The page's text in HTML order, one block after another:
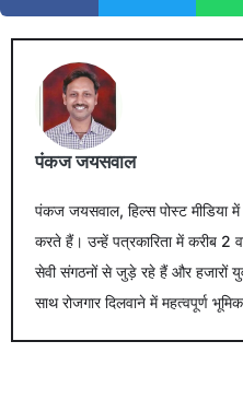
पंकज जयसवाल
पंकज जयसवाल, हिल्स पोस्ट मीडिया में
करते हैं। उन्हें पत्रकारिता में करीब
सेवी संगठनों से जुड़े रहे हैं और हजारों
साथ रोजगार दिलवाने में महत्वपूर्ण